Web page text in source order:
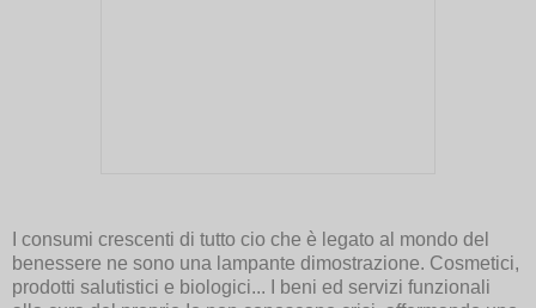
I consumi crescenti di tutto cio che è legato al mondo del
benessere ne sono una lampante dimostrazione. Cosmetici,
prodotti salutistici e biologici... I beni ed servizi funzionali